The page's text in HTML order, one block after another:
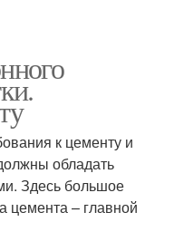
к цементу и
обладать
Здесь большое
цемента – главной